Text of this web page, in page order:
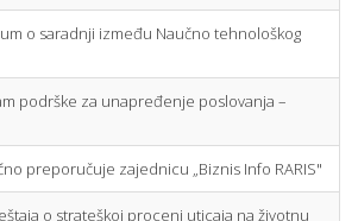
o saradnji između Naučno tehnološkog
podrške za unapređenje poslovanja –
preporučuje zajednicu „Biznis Info RARIS"
o strateškoj proceni uticaja na životnu